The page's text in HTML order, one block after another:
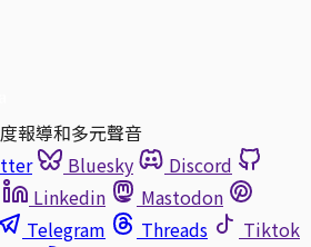
想接收的主題與頻率
新信用卡或其他支付資訊
取消自動續費。已支付的訂閱款項
會員權限會維持至當期結束。
報導和多元聲音
Bluesky
Discord
Linkedin
Mastodon
Telegram Threads
Tiktok